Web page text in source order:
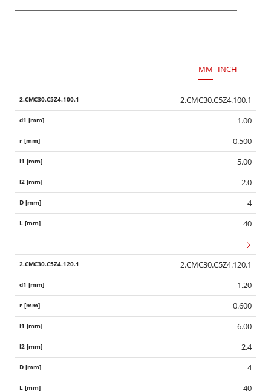
MM INCH
2.CMC30.C5Z4.100.1
1.00
0.500
5.00
2.0
4
40
2.CMC30.C5Z4.120.1
1.20
0.600
6.00
2.4
4
40